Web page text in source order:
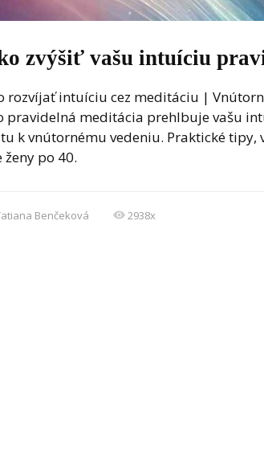
zvýšiť vašu intuíciu
rozvíjať intuíciu cez meditáciu |
pravidelná meditácia prehlbuje vašu
k vnútornému vedeniu. Praktické
ženy po 40.
Benčeková 2938x